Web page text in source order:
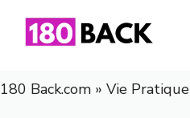
180 Back.com » Vie Pratique